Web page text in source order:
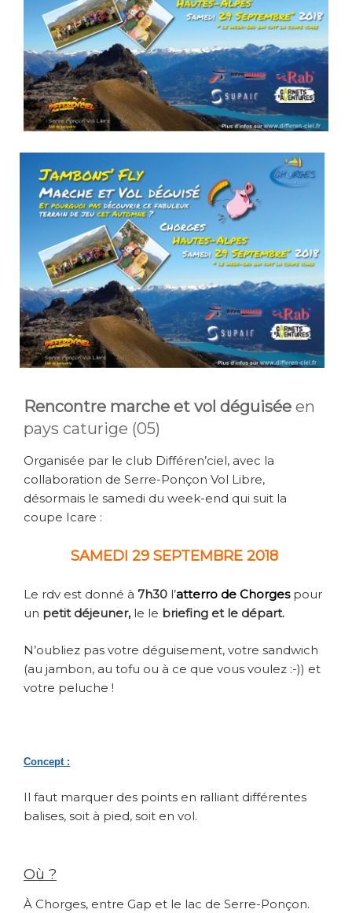
Rencontre marche et vol déguisée en
pays caturige (05)
Organisée par le club Différen’ciel, avec la
collaboration de Serre-Ponçon Vol Libre,
désormais le samedi du week-end qui suit la
coupe Icare :
SAMEDI 29 SEPTEMBRE 2018
Le rdv est donné à 7h30 l’atterro de Chorges pour
un petit déjeuner,le le briefing et le départ.
N’oubliez pas votre déguisement, votre sandwich
(au jambon, au tofu ou à ce que vous voulez :-)) et
votre peluche !
Concept :
Il faut marquer des points en ralliant différentes
balises, soit à pied, soit en vol.
Où ?
À Chorges, entre Gap et le lac de Serre-Ponçon.